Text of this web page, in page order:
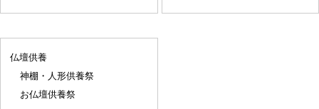
仏壇供養
神棚・人形供養祭
お仏壇供養祭